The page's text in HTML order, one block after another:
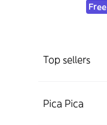
Free
Top sellers
Pica Pica